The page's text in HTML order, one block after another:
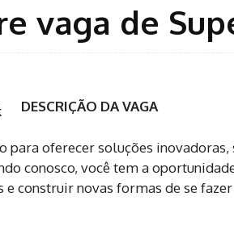
vaga de
DESCRIÇÃO DA VAGA
para oferecer soluções
conosco, você tem a
construir novas formas de se